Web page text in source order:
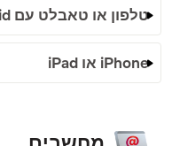
טלפון או טאבלט עם Android
iPhone או iPad